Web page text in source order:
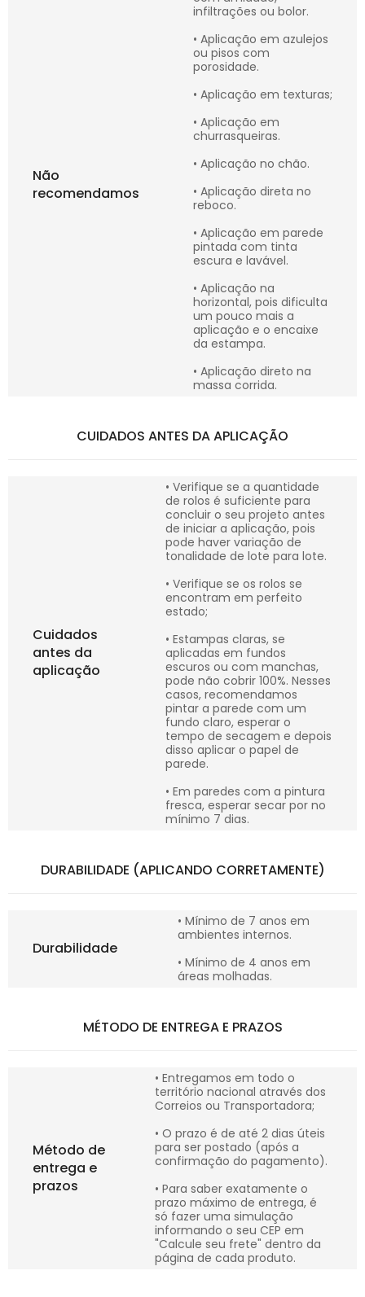
Não
recomendamos
infiltrações ou bolor.
• Aplicação em azulejos
ou pisos com
porosidade.
• Aplicação em texturas;
• Aplicação em
churrasqueiras.
• Aplicação no chão.
• Aplicação direta no
reboco.
• Aplicação em parede
pintada com tinta
escura e lavável.
• Aplicação na
horizontal, pois dificulta
um pouco mais a
aplicação e o encaixe
da estampa.
• Aplicação direto na
massa corrida.
CUIDADOS ANTES DA APLICAÇÃO
Cuidados
antes da
aplicação
• Verifique se a quantidade
de rolos é suficiente para
concluir o seu projeto antes
de iniciar a aplicação, pois
pode haver variação de
tonalidade de lote para lote.
• Verifique se os rolos se
encontram em perfeito
estado;
• Estampas claras, se
aplicadas em fundos
escuros ou com manchas,
pode não cobrir 100%. Nesses
casos, recomendamos
pintar a parede com um
fundo claro, esperar o
tempo de secagem e depois
disso aplicar o papel de
parede.
• Em paredes com a pintura
fresca, esperar secar por no
mínimo 7 dias.
DURABILIDADE (APLICANDO CORRETAMENTE)
Durabilidade
• Mínimo de 7 anos em
ambientes internos.
• Mínimo de 4 anos em
áreas molhadas.
MÉTODO DE ENTREGA E PRAZOS
Método de
entrega e
prazos
• Entregamos em todo o
território nacional através dos
Correios ou Transportadora;
• O prazo é de até 2 dias úteis
para ser postado (após a
confirmação do pagamento).
• Para saber exatamente o
prazo máximo de entrega, é
só fazer uma simulação
informando o seu CEP em
"Calcule seu frete" dentro da
página de cada produto.